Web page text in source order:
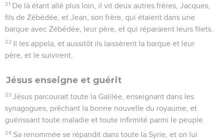
21 De là étant allé plus loin, il vit deux autres frères, Jacques,
fils de Zébédée, et Jean, son frère, qui étaient dans une
barque avec Zébédée, leur père, et qui réparaient leurs filets.
22 Il les appela, et aussitôt ils laissèrent la barque et leur
père, et le suivirent.
Jésus enseigne et guérit
23 Jésus parcourait toute la Galilée, enseignant dans les
synagogues, prêchant la bonne nouvelle du royaume, et
guérissant toute maladie et toute infirmité parmi le peuple.
24 Sa renommée se répandit dans toute la Syrie, et on lui